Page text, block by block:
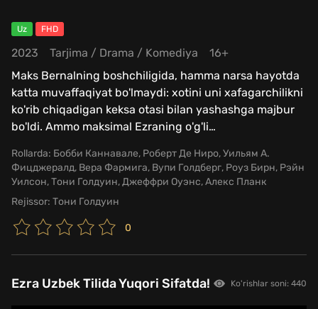
Uz FHD
2023 Tarjima / Drama / Komediya
16+
Maks Bernalning boshchiligida, hamma narsa hayotda
katta muvaffaqiyat bo'lmaydi: xotini uni xafagarchilikni
ko'rib chiqadigan keksa otasi bilan yashashga majbur
bo'ldi. Ammo maksimal Ezraning o'g'li…
Rollarda: Бобби Каннавале, Роберт Де Ниро, Уильям А.
Фицджералд, Вера Фармига, Вупи Голдберг, Роуз Бирн, Рэйн
Уилсон, Тони Голдуин, Джеффри Оуэнс, Алекс Планк
Rejissor: Тони Голдуин
0
Ezra Uzbek Tilida Yuqori Sifatda! Ko'rishlar soni: 440